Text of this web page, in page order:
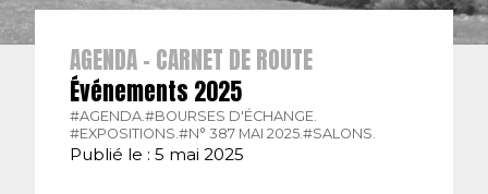
AGENDA - CARNET DE ROUTE
Événements 2025
#AGENDA. #BOURSES D'ÉCHANGE.
#EXPOSITIONS. #N° 387 MAI 2025. #SALONS.
Publié le : 5 mai 2025